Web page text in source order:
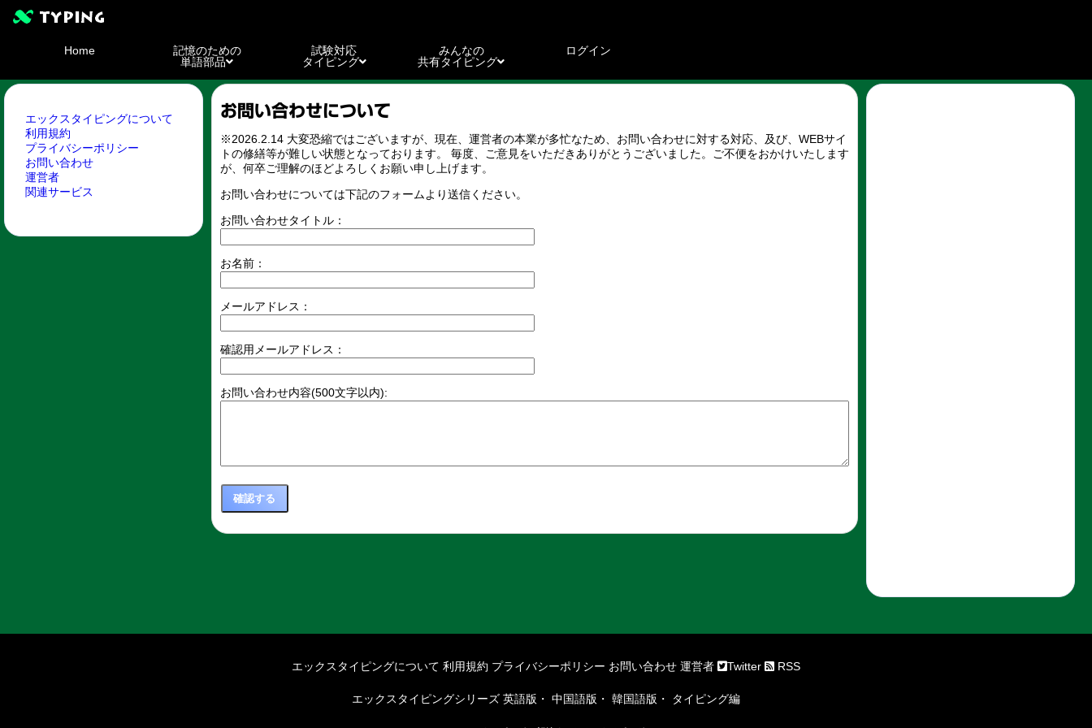
Home
記憶のための
単語部品
試験対応
タイピング
みんなの
共有タイピング
ログイン
エックスタイピングについて
利用規約
プライバシーポリシー
お問い合わせ
運営者
関連サービス
お問い合わせについて
※2026.2.14 大変恐縮ではございますが、現在、運営者の本業が多忙なため、お問い合わせに対する対応、及び、WEBサイ
トの修繕等が難しい状態となっております。 毎度、ご意見をいただきありがとうございました。ご不便をおかけいたします
が、何卒ご理解のほどよろしくお願い申し上げます。
お問い合わせについては下記のフォームより送信ください。
お問い合わせタイトル：
お名前：
メールアドレス：
確認用メールアドレス：
お問い合わせ内容(500文字以内):
エックスタイピングについて 利用規約 プライバシーポリシー お問い合わせ 運営者 Twitter RSS
エックスタイピングシリーズ 英語版 ・ 中国語版 ・ 韓国語版 ・ タイピング編